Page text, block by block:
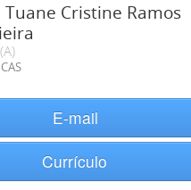
Tuane Cristine Ramos
E-mail
Currículo